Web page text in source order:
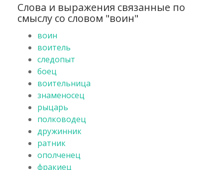
Слова и выражения связанные по
смыслу со словом "воин"
воин
воитель
следопыт
боец
воительница
знаменосец
рыцарь
полководец
дружинник
ратник
ополченец
фракиец